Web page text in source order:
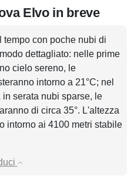
Elvo in breve
con poche nubi di
dettagliato: nelle prime
cielo sereno, le
intorno a 21°C; nel
serata nubi sparse, le
di circa 35°. L'altezza
intorno ai 4100 metri stabile